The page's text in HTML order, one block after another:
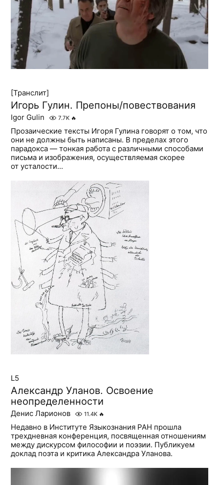
[Транслит]
Игорь Гулин. Препоны/повествования
Igor Gulin 7.7K 🔥
Прозаические тексты Игоря Гулина говорят о том, что
они не должны быть написаны. В пределах этого
парадокса — тонкая работа с различными способами
письма и изображения, осуществляемая скорее
от усталости...
L5
Александр Уланов. Освоение
неопределенности
Денис Ларионов 11.4K 🔥
Недавно в Институте Языкознания РАН прошла
трехдневная конференция, посвященная отношениям
между дискурсом философии и поэзии. Публикуем
доклад поэта и критика Александра Уланова.